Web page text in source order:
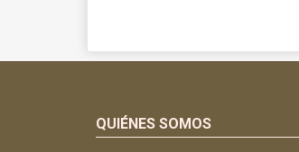
QUIÉNES SOMOS